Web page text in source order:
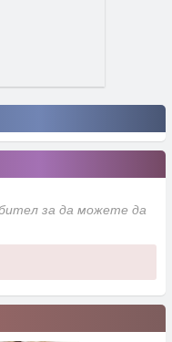
за да можете да